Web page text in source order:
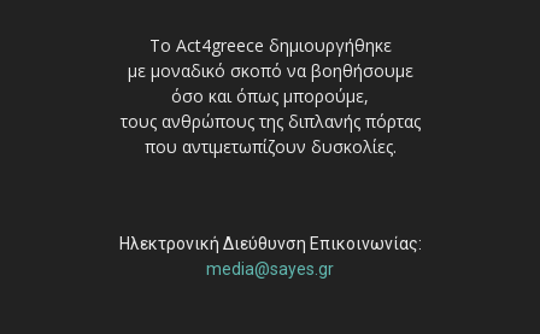
Το Act4greece δημιουργήθηκε
με μοναδικό σκοπό να βοηθήσουμε
όσο και όπως μπορούμε,
τους ανθρώπους της διπλανής πόρτας
που αντιμετωπίζουν δυσκολίες.
Ηλεκτρονική Διεύθυνση Επικοινωνίας:
media@sayes.gr